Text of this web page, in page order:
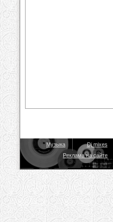
Музыка Dj mixes
Реклама на сайте